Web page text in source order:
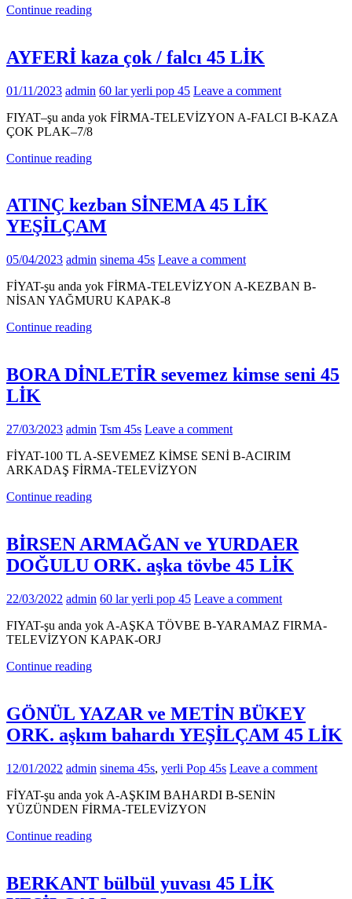
Continue reading
AYFERİ kaza çok / falcı 45 LİK
01/11/2023 admin 60 lar yerli pop 45 Leave a comment
FIYAT–şu anda yok FİRMA-TELEVİZYON A-FALCI B-KAZA
ÇOK PLAK–7/8
Continue reading
ATINÇ kezban SİNEMA 45 LİK
YEŞİLÇAM
05/04/2023 admin sinema 45s Leave a comment
FİYAT-şu anda yok FİRMA-TELEVİZYON A-KEZBAN B-
NİSAN YAĞMURU KAPAK-8
Continue reading
BORA DİNLETİR sevemez kimse seni 45
LİK
27/03/2023 admin Tsm 45s Leave a comment
FİYAT-100 TL A-SEVEMEZ KİMSE SENİ B-ACIRIM
ARKADAŞ FİRMA-TELEVİZYON
Continue reading
BİRSEN ARMAĞAN ve YURDAER
DOĞULU ORK. aşka tövbe 45 LİK
22/03/2022 admin 60 lar yerli pop 45 Leave a comment
FIYAT-şu anda yok A-AŞKA TÖVBE B-YARAMAZ FIRMA-
TELEVİZYON KAPAK-ORJ
Continue reading
GÖNÜL YAZAR ve METİN BÜKEY
ORK. aşkım bahardı YEŞİLÇAM 45 LİK
12/01/2022 admin sinema 45s, yerli Pop 45s Leave a comment
FİYAT-şu anda yok A-AŞKIM BAHARDI B-SENİN
YÜZÜNDEN FİRMA-TELEVİZYON
Continue reading
BERKANT bülbül yuvası 45 LİK